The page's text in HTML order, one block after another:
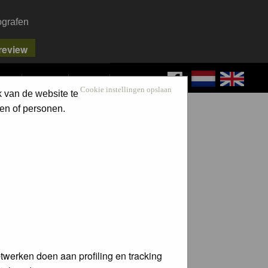
SEARCH LOG IN
Cookie instellingen opslaan
van de website te
of personen.
doen aan profiling en tracking